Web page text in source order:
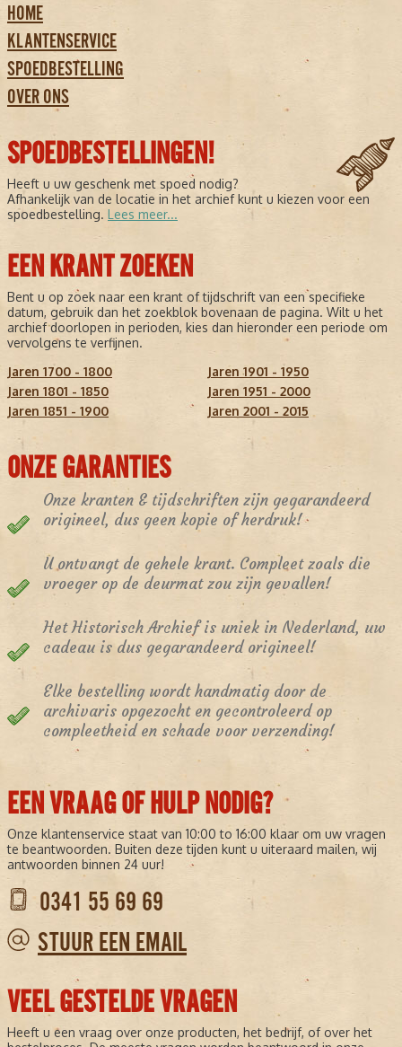
HOME
KLANTENSERVICE
SPOEDBESTELLING
OVER ONS
SPOEDBESTELLINGEN!
Heeft u uw geschenk met spoed nodig?
Afhankelijk van de locatie in het archief kunt u kiezen voor een
spoedbestelling. Lees meer...
EEN KRANT ZOEKEN
Bent u op zoek naar een krant of tijdschrift van een specifieke
datum, gebruik dan het zoekblok bovenaan de pagina. Wilt u het
archief doorlopen in perioden, kies dan hieronder een periode om
vervolgens te verfijnen.
Jaren 1700 - 1800
Jaren 1801 - 1850
Jaren 1851 - 1900
Jaren 1901 - 1950
Jaren 1951 - 2000
Jaren 2001 - 2015
ONZE GARANTIES
Onze kranten & tijdschriften zijn gegarandeerd
origineel, dus geen kopie of herdruk!
U ontvangt de gehele krant. Compleet zoals die
vroeger op de deurmat zou zijn gevallen!
Het Historisch Archief is uniek in Nederland, uw
cadeau is dus gegarandeerd origineel!
Elke bestelling wordt handmatig door de
archivaris opgezocht en gecontroleerd op
compleetheid en schade voor verzending!
EEN VRAAG OF HULP NODIG?
Onze klantenservice staat van 10:00 to 16:00 klaar om uw vragen
te beantwoorden. Buiten deze tijden kunt u uiteraard mailen, wij
antwoorden binnen 24 uur!
0341 55 69 69
STUUR EEN EMAIL
VEEL GESTELDE VRAGEN
Heeft u een vraag over onze producten, het bedrijf, of over het